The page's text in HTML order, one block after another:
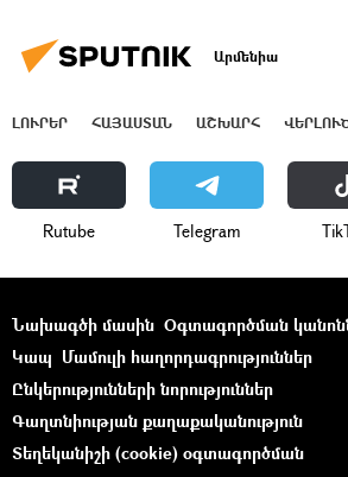
Արմենիա
ԼՈՒՐԵՐ ՀԱՅԱՍՏԱՆ ԱՇԽԱՐՀ
Rutube Telegram
Նախագծի մասին Օգտագործման
Կապ Մամուլի հաղորդագրություններ
Ընկերությունների նորություններ
Գաղտնիության քաղաքականություն
Տեղեկանիշի (cookie) օգտագործման